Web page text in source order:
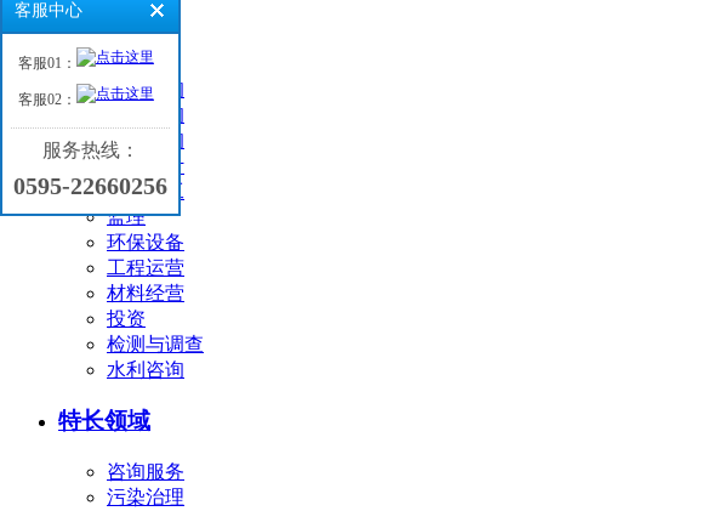
业务领域
环境咨询
工程咨询
海洋咨询
工程设计
工程施工
监理
环保设备
工程运营
材料经营
投资
检测与调查
水利咨询
特长领域
咨询服务
污染治理
客服中心
客服01：
客服02：
服务热线：
0595-22660256